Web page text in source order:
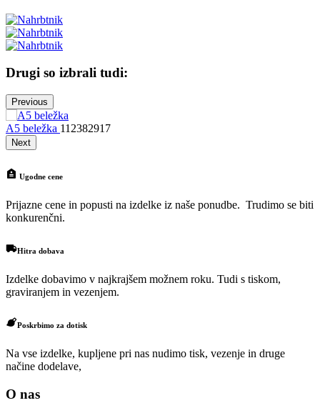
Drugi so izbrali tudi:
Previous
A5 beležka 112382917
Next
Ugodne cene
Prijazne cene in popusti na izdelke iz naše ponudbe. Trudimo se biti
konkurenčni.
Hitra dobava
Izdelke dobavimo v najkrajšem možnem roku. Tudi s tiskom,
graviranjem in vezenjem.
Poskrbimo za dotisk
Na vse izdelke, kupljene pri nas nudimo tisk, vezenje in druge
načine dodelave,
O nas